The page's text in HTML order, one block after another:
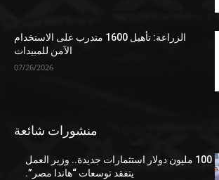
الزراعة: تأهيل 1600 متدرب على الاستخدام
الآمن للمبيدات
07/26/2026
منشورات شائعة
100 مليون دولار استثمارات جديدة.. وزير العمل
يتفقد توسعات “هاندا مصر”.